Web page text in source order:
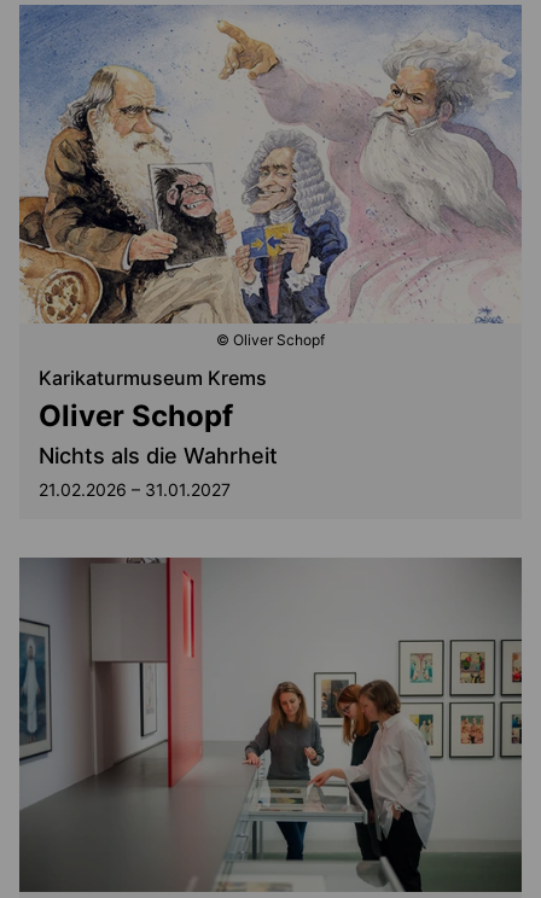
© Oliver Schopf
Karikaturmuseum Krems
Oliver Schopf
Nichts als die Wahrheit
21.02.2026 – 31.01.2027